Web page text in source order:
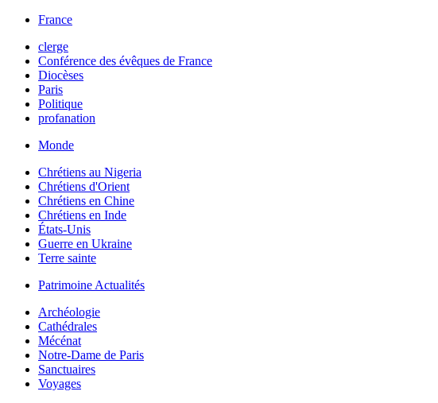
France
clerge
Conférence des évêques de France
Diocèses
Paris
Politique
profanation
Monde
Chrétiens au Nigeria
Chrétiens d'Orient
Chrétiens en Chine
Chrétiens en Inde
États-Unis
Guerre en Ukraine
Terre sainte
Patrimoine Actualités
Archéologie
Cathédrales
Mécénat
Notre-Dame de Paris
Sanctuaires
Voyages